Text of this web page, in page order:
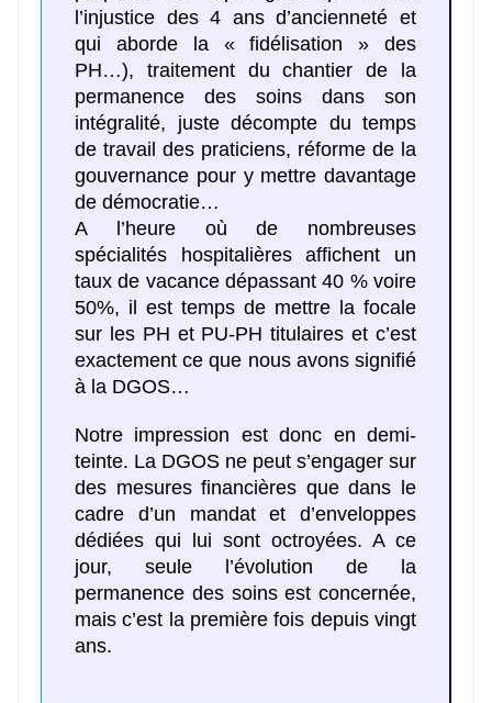
l’injustice des 4 ans d’ancienneté et
qui aborde la « fidélisation » des
PH…), traitement du chantier de la
permanence des soins dans son
intégralité, juste décompte du temps
de travail des praticiens, réforme de la
gouvernance pour y mettre davantage
de démocratie…
A l’heure où de nombreuses
spécialités hospitalières affichent un
taux de vacance dépassant 40 % voire
50%, il est temps de mettre la focale
sur les PH et PU-PH titulaires et c’est
exactement ce que nous avons signifié
à la DGOS…
Notre impression est donc en demi-
teinte. La DGOS ne peut s’engager sur
des mesures financières que dans le
cadre d’un mandat et d’enveloppes
dédiées qui lui sont octroyées. A ce
jour, seule l’évolution de la
permanence des soins est concernée,
mais c’est la première fois depuis vingt
ans.